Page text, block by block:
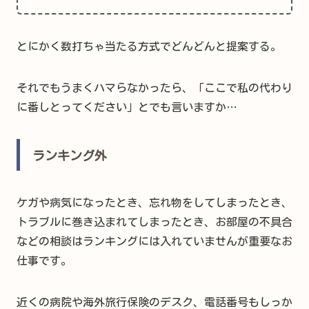
とにかく数打ちゃ当たる方式でどんどんと提案する。
それでもうまくハマらなかったら、「ここで私の代わり
に番しとってください」とでも言いますか…
ランキング外
ケガや病気になったとき、忘れ物をしてしまったとき、
トラブルに巻き込まれてしまったとき、お部屋の不具合
などの相談はランキングには入れていませんが重要なお
仕事です。
近くの病院や海外旅行保険のデスク、電話番号もしっか